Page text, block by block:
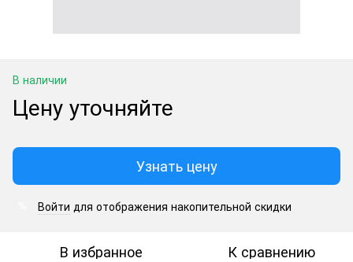
В наличии
Цену уточняйте
Узнать цену
Войти для отображения накопительной скидки
В избранное К сравнению